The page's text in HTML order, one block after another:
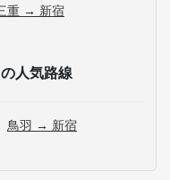
重 → 新宿
人気路線
鳥羽 → 新宿